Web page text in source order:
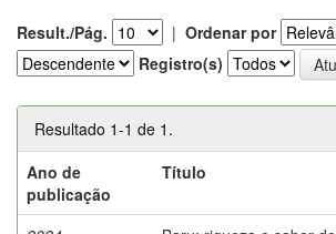
Result./Pág. | Ordenar por
Registro(s)
Resultado 1-1 de 1.
Ano de
publicação
Título